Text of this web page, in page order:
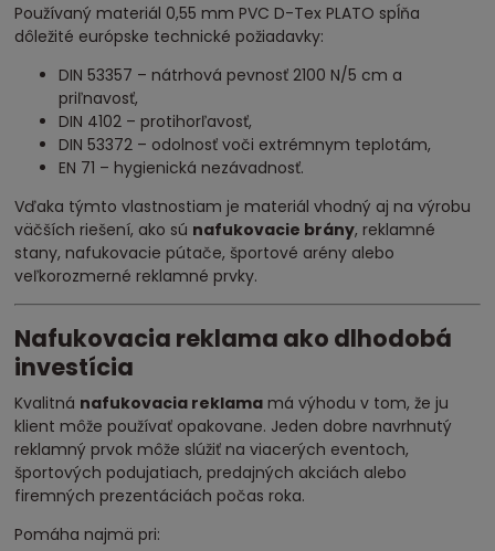
Používaný materiál 0,55 mm PVC D-Tex PLATO spĺňa
dôležité európske technické požiadavky:
DIN 53357 – nátrhová pevnosť 2100 N/5 cm a
priľnavosť,
DIN 4102 – protihorľavosť,
DIN 53372 – odolnosť voči extrémnym teplotám,
EN 71 – hygienická nezávadnosť.
Vďaka týmto vlastnostiam je materiál vhodný aj na výrobu
väčších riešení, ako sú nafukovacie brány, reklamné
stany, nafukovacie pútače, športové arény alebo
veľkorozmerné reklamné prvky.
Nafukovacia reklama ako dlhodobá
investícia
Kvalitná nafukovacia reklama má výhodu v tom, že ju
klient môže používať opakovane. Jeden dobre navrhnutý
reklamný prvok môže slúžiť na viacerých eventoch,
športových podujatiach, predajných akciách alebo
firemných prezentáciách počas roka.
Pomáha najmä pri: